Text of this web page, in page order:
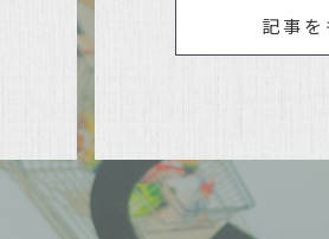
記事を